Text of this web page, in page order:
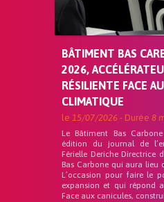
BÂTIMENT BAS
2026,
RÉSILIENTE FACE
CLIMATIQUE
le 15/07/2026 - Durée 8
Le Bâtiment Bas
édition du journal de
Férielle Deriche Directrice
Bas Carbone qui aura lieu
L’occasion pour faire le
expansion et qui répond
Face aux canicules,